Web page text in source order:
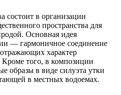
состоит в организации
пространства для
Основная идея
— гармоничное соединение
характер
Кроме того, в композиции
образы в виде силуэта утки
в местных водоемах.